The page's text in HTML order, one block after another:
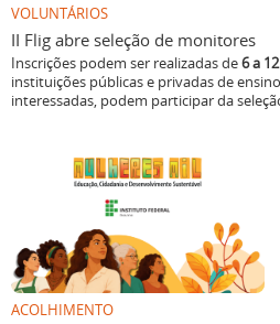
VOLUNTÁRIOS
II Flig abre seleção de monitores
Inscrições podem ser realizadas de6 a
instituições públicas e privadas de
interessadas, podem participar da
ACOLHIMENTO